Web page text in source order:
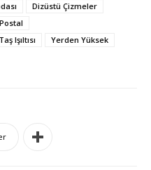
Dizüstü Çizmeler
Postal
Taş Işıltısı
Yerden Yüksek